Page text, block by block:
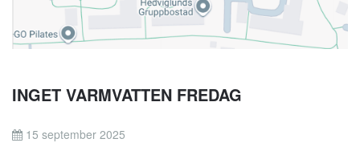
INGET VARMVATTEN FREDAG
15 september 2025